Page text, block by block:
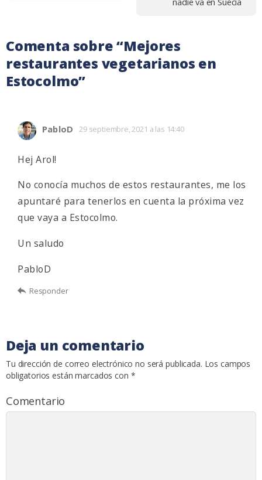
Comenta sobre “Mejores
restaurantes vegetarianos en
Estocolmo”
PabloD 29 septiembre, 2021 a las 14:40
Hej Arol!
No conocía muchos de estos restaurantes, me los
apuntaré para tenerlos en cuenta la próxima vez
que vaya a Estocolmo.
Un saludo
PabloD
Responder
Deja un comentario
Tu dirección de correo electrónico no será publicada. Los campos
obligatorios están marcados con *
Comentario